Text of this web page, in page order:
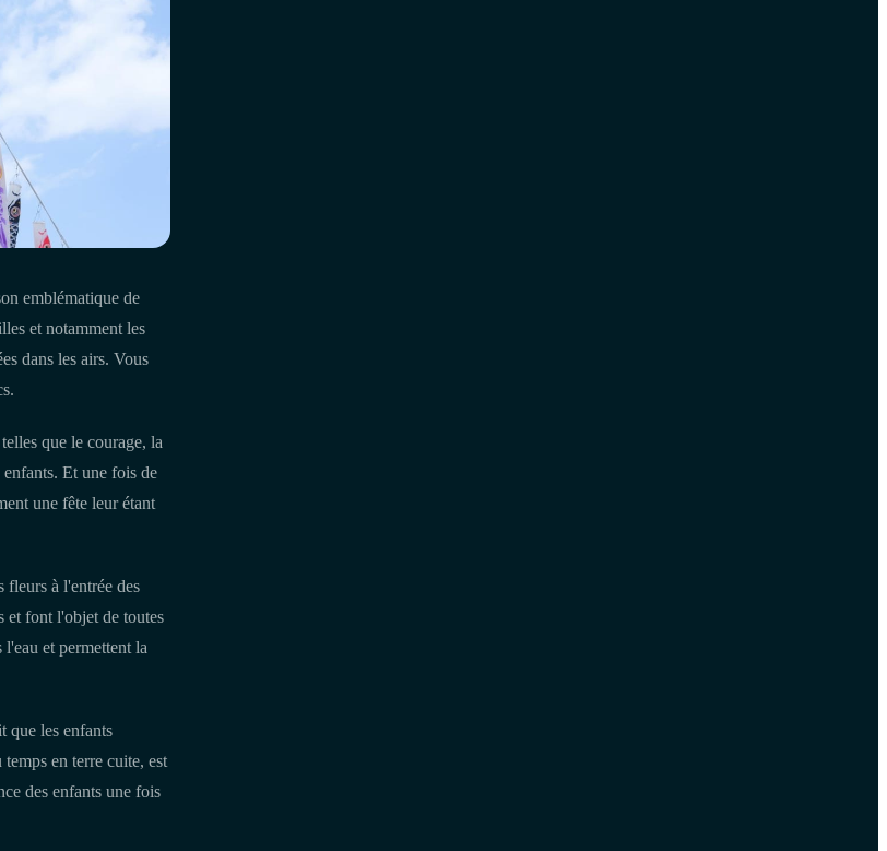
emblématique de
et notamment les
dans les airs. Vous
que le courage, la
enfants. Et une fois de
une fête leur étant
fleurs à l'entrée des
et font l'objet de toutes
et permettent la
que les enfants
en terre cuite, est
des enfants une fois